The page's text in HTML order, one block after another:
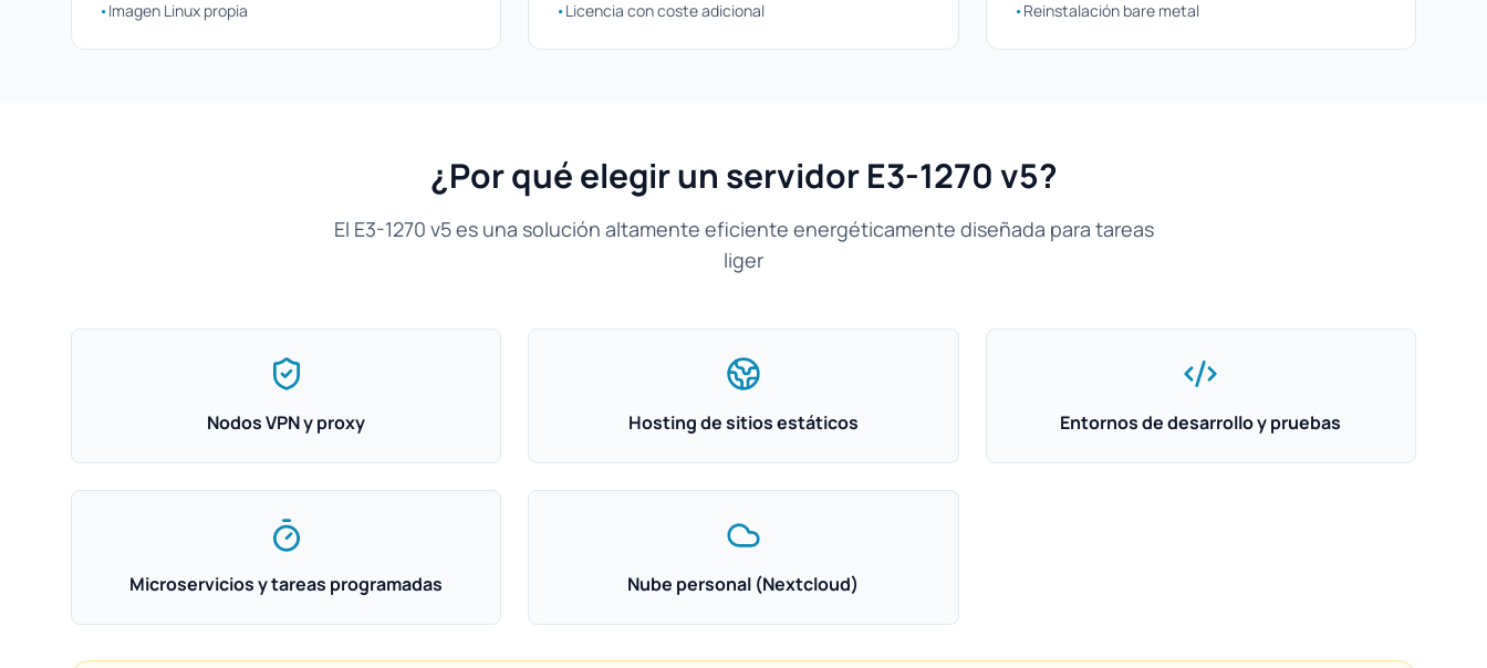
•Imagen Linux propia
•Licencia con coste adicional
•Reinstalación bare metal
¿Por qué elegir un servidor E3-1270 v5?
El E3-1270 v5 es una solución altamente eficiente energéticamente diseñada para tareas
liger
Nodos VPN y proxy Hosting de sitios estáticos Entornos de desarrollo y pruebas
Microservicios y tareas programadas Nube personal (Nextcloud)